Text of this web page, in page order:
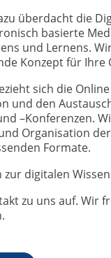
überdacht die
basierte
und Lernens.
Konzept für Ihre
sich die
und den
–Konferenzen.
Organisation
Formate.
zur digitalen
zu uns auf. Wir